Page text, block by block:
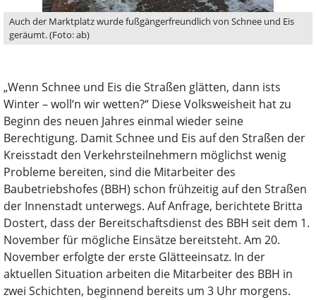
Auch der Marktplatz wurde fußgängerfreundlich von Schnee und Eis
geräumt. (Foto: ab)
„Wenn Schnee und Eis die Straßen glätten, dann ists
Winter – woll‘n wir wetten?“ Diese Volksweisheit hat zu
Beginn des neuen Jahres einmal wieder seine
Berechtigung. Damit Schnee und Eis auf den Straßen der
Kreisstadt den Verkehrsteilnehmern möglichst wenig
Probleme bereiten, sind die Mitarbeiter des
Baubetriebshofes (BBH) schon frühzeitig auf den Straßen
der Innenstadt unterwegs. Auf Anfrage, berichtete Britta
Dostert, dass der Bereitschaftsdienst des BBH seit dem 1.
November für mögliche Einsätze bereitsteht. Am 20.
November erfolgte der erste Glätteeinsatz. In der
aktuellen Situation arbeiten die Mitarbeiter des BBH in
zwei Schichten, beginnend bereits um 3 Uhr morgens.